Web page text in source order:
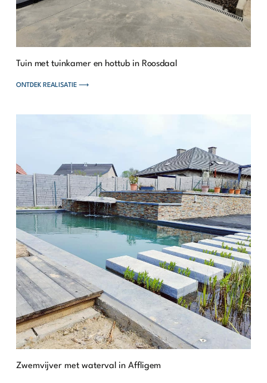
Tuin met tuinkamer en hottub in Roosdaal
ONTDEK REALISATIE ⟶
Zwemvijver met waterval in Affligem